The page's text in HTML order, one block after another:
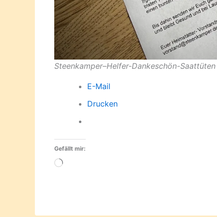
Steenkamper–Helfer-Dankeschön-
E-Mail
Drucken
Gefällt mir:
Wird